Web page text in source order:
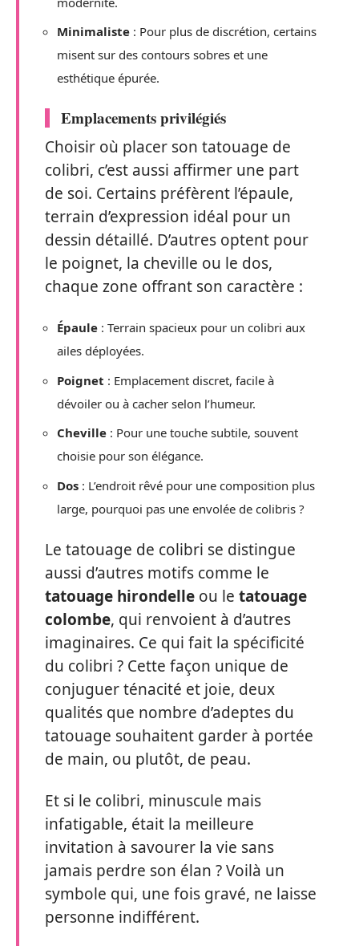
Minimaliste : Pour plus de discrétion, certains
misent sur des contours sobres et une
esthétique épurée.
Emplacements privilégiés
Choisir où placer son tatouage de
colibri, c’est aussi affirmer une part
de soi. Certains préfèrent l’épaule,
terrain d’expression idéal pour un
dessin détaillé. D’autres optent pour
le poignet, la cheville ou le dos,
chaque zone offrant son caractère :
Épaule : Terrain spacieux pour un colibri aux
ailes déployées.
Poignet : Emplacement discret, facile à
dévoiler ou à cacher selon l’humeur.
Cheville : Pour une touche subtile, souvent
choisie pour son élégance.
Dos : L’endroit rêvé pour une composition plus
large, pourquoi pas une envolée de colibris ?
Le tatouage de colibri se distingue
aussi d’autres motifs comme le
tatouage hirondelle ou le tatouage
colombe, qui renvoient à d’autres
imaginaires. Ce qui fait la spécificité
du colibri ? Cette façon unique de
conjuguer ténacité et joie, deux
qualités que nombre d’adeptes du
tatouage souhaitent garder à portée
de main, ou plutôt, de peau.
Et si le colibri, minuscule mais
infatigable, était la meilleure
invitation à savourer la vie sans
jamais perdre son élan ? Voilà un
symbole qui, une fois gravé, ne laisse
personne indifférent.